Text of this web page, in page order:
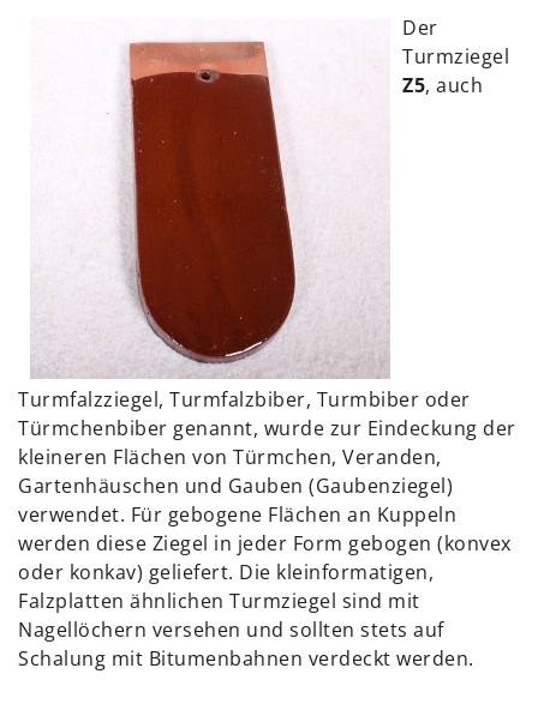
Der
Turmziegel
Z5, auch
Turmfalzziegel, Turmfalzbiber, Turmbiber oder
Türmchenbiber genannt, wurde zur Eindeckung der
kleineren Flächen von Türmchen, Veranden,
Gartenhäuschen und Gauben (Gaubenziegel)
verwendet. Für gebogene Flächen an Kuppeln
werden diese Ziegel in jeder Form gebogen (konvex
oder konkav) geliefert. Die kleinformatigen,
Falzplatten ähnlichen Turmziegel sind mit
Nagellöchern versehen und sollten stets auf
Schalung mit Bitumenbahnen verdeckt werden.